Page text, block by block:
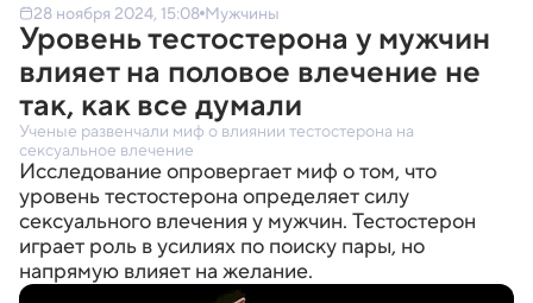
28 ноября 2024, 15:08 Мужчины
Уровень тестостерона у мужчин
влияет на половое влечение не
так, как все думали
Ученые развенчали миф о влиянии тестостерона на
сексуальное влечение
Исследование опровергает миф о том, что
уровень тестостерона определяет силу
сексуального влечения у мужчин. Тестостерон
играет роль в усилиях по поиску пары, но
напрямую влияет на желание.